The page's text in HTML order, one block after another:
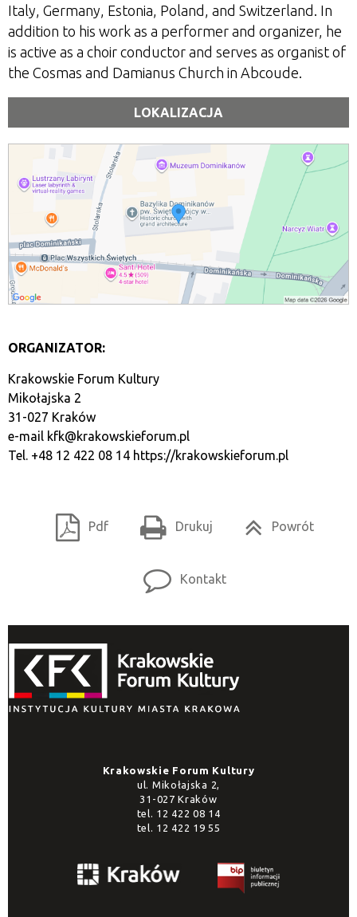
Italy, Germany, Estonia, Poland, and Switzerland. In
addition to his work as a performer and organizer, he
is active as a choir conductor and serves as organist of
the Cosmas and Damianus Church in Abcoude.
LOKALIZACJA
ORGANIZATOR:
Krakowskie Forum Kultury
Mikołajska 2
31-027 Kraków
e-mail kfk@krakowskieforum.pl
Tel. +48 12 422 08 14 https://krakowskieforum.pl
Pdf Drukuj Powrót
Kontakt
Krakowskie Forum Kultury
ul. Mikołajska 2,
31-027 Kraków
tel. 12 422 08 14
tel. 12 422 19 55